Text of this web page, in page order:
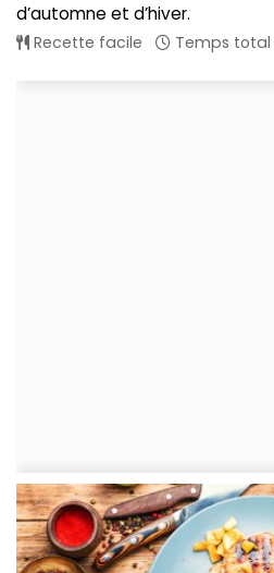
d’automne et d’hiver.
Recette facile Temps total